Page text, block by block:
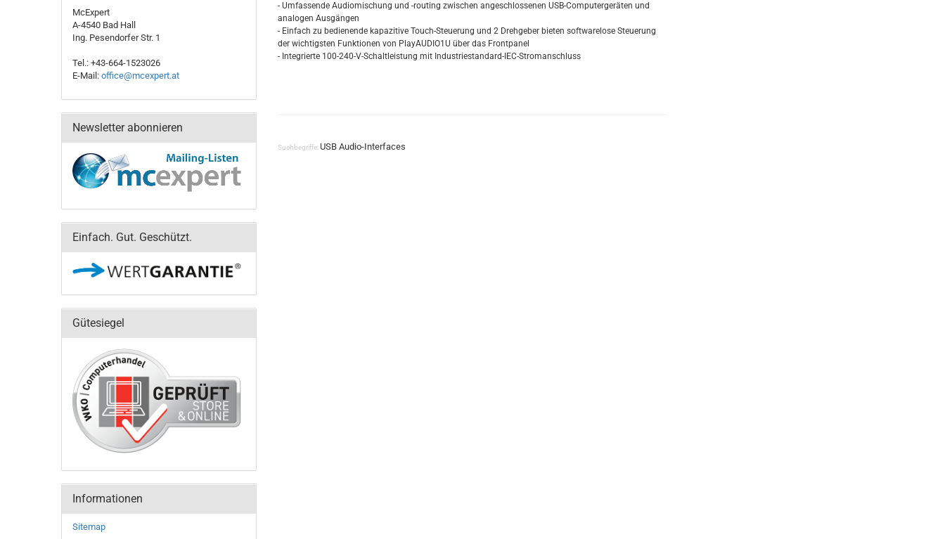
- Umfassende Audiomischung und -routing zwischen angeschlossenen USB-Computergeräten und
analogen Ausgängen
- Einfach zu bedienende kapazitive Touch-Steuerung und 2 Drehgeber bieten softwarelose Steuerung
der wichtigsten Funktionen von PlayAUDIO1U über das Frontpanel
- Integrierte 100-240-V-Schaltleistung mit Industriestandard-IEC-Stromanschluss
Suchbegriffe: USB Audio-Interfaces
McExpert
A-4540 Bad Hall
Ing. Pesendorfer Str. 1
Tel.: +43-664-1523026
E-Mail: office@mcexpert.at
Newsletter abonnieren
Einfach. Gut. Geschützt.
Gütesiegel
Informationen
Sitemap